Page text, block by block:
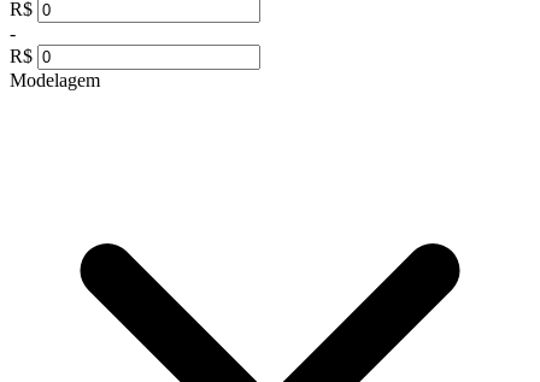
R$
-
R$
Modelagem